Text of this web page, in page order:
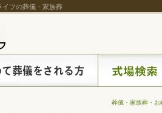
イフの葬儀・家族葬
葬儀・家族葬・